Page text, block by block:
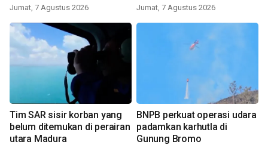
Jumat, 7 Agustus 2026 Jumat, 7 Agustus 2026
Tim SAR sisir korban yang
belum ditemukan di perairan
utara Madura
BNPB perkuat operasi udara
padamkan karhutla di
Gunung Bromo